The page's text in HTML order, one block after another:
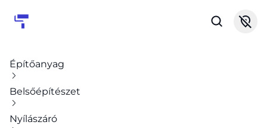
Építőanyag
Belsőépítészet
Nyílászáró